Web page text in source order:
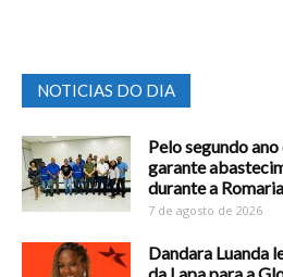
NOTICIAS DO DIA
Pelo segundo
garante
durante a
7 de agosto de 2026
Dandara Luanda